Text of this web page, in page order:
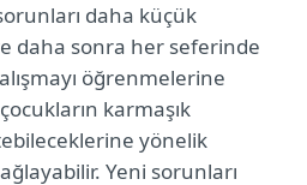
daha küçük
daha sonra her seferinde
öğrenmelerine
karmaşık
yönelik
Yeni sorunları